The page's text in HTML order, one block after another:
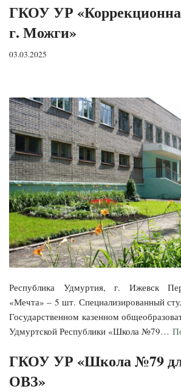
ГКОУ УР
г. Можги»
03.03.2025
Республика Удмуртия, г. Ижевск
«Мечта» – 5 шт. Специализированный
Государственном казенном
Удмуртской Республики «Школа №79…
ГКОУ УР «Школа №79
ОВЗ»